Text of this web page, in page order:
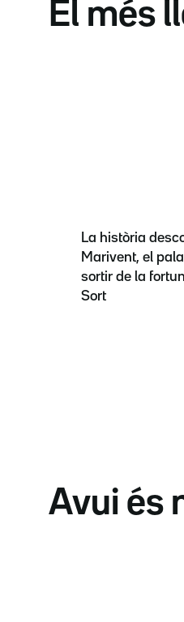
El més
La història
Marivent, el
sortir de la
Sort
Avui és